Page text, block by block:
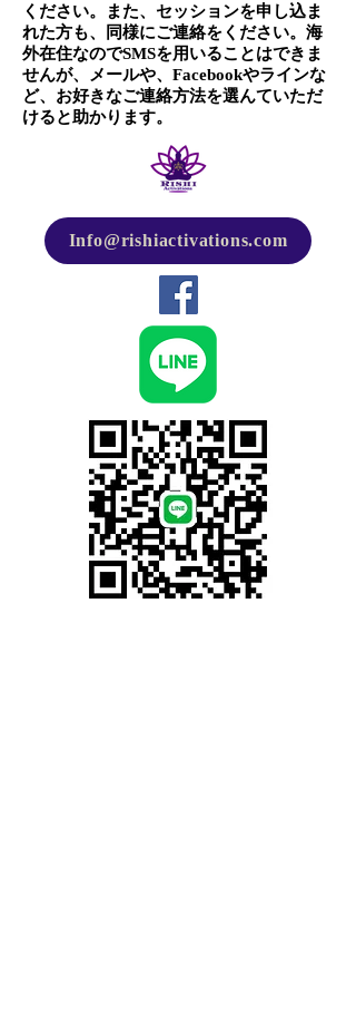
ください。また、セッションを申し込ま
れた方も、同様にご連絡をください。海
外在住なのでSMSを用いることはできま
せんが、メールや、Facebookやラインな
ど、お好きなご連絡方法を選んていただ
けると助かります。
Info@rishiactivations.com